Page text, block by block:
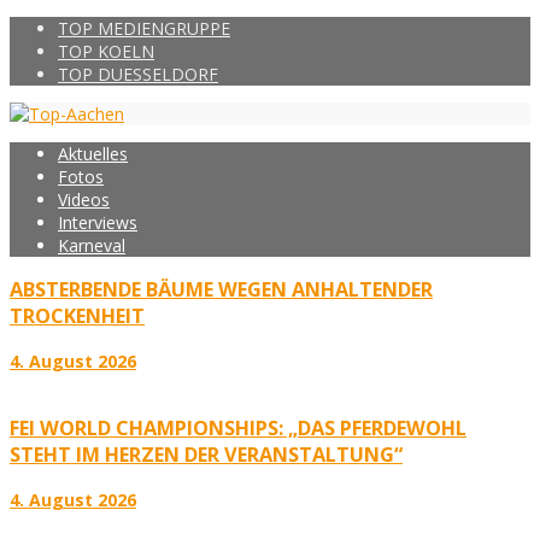
TOP MEDIENGRUPPE
TOP KOELN
TOP DUESSELDORF
Aktuelles
Fotos
Videos
Interviews
Karneval
ABSTERBENDE BÄUME WEGEN ANHALTENDER
TROCKENHEIT
4. August 2026
FEI WORLD CHAMPIONSHIPS: „DAS PFERDEWOHL
STEHT IM HERZEN DER VERANSTALTUNG“
4. August 2026